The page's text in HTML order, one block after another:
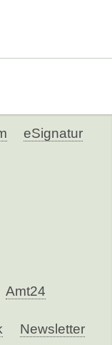
eSignatur
Amt24
Newsletter